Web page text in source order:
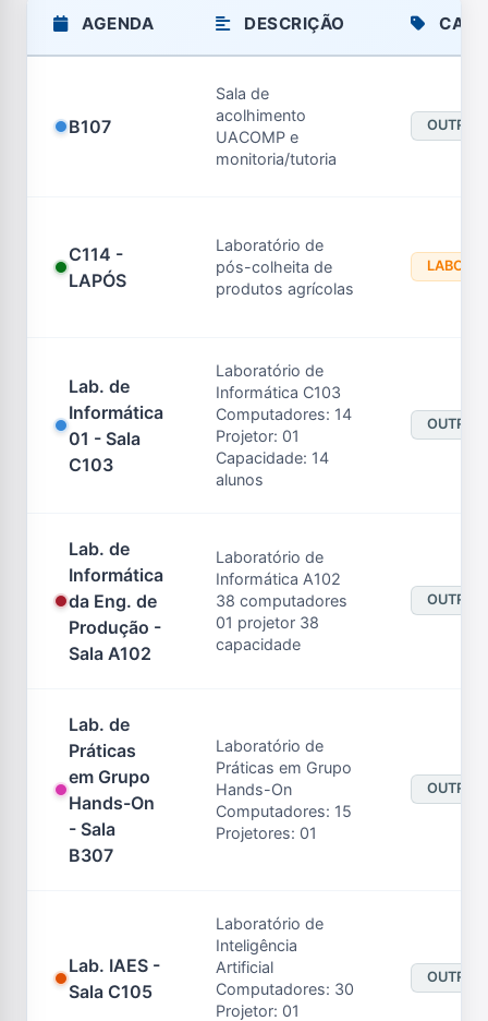
AGENDA DESCRIÇÃO
B107
Sala de
acolhimento
UACOMP e
monitoria/tutoria
OUTROS
C114 -
LAPÓS
Laboratório de
pós-colheita de
produtos agrícolas
Lab. de
Informática
01 - Sala
C103
Laboratório de
Informática C103
Computadores: 14
Projetor: 01
Capacidade: 14
alunos
OUTROS
Lab. de
Informática
da Eng. de
Produção -
Sala A102
Laboratório de
Informática A102
38 computadores
01 projetor 38
capacidade
OUTROS
Lab. de
Práticas
em Grupo
Hands-On
- Sala
B307
Laboratório de
Práticas em Grupo
Hands-On
Computadores: 15
Projetores: 01
OUTROS
Lab. IAES -
Sala C105
Laboratório de
Inteligência
Artificial
Computadores: 30
Projetor: 01
OUTROS